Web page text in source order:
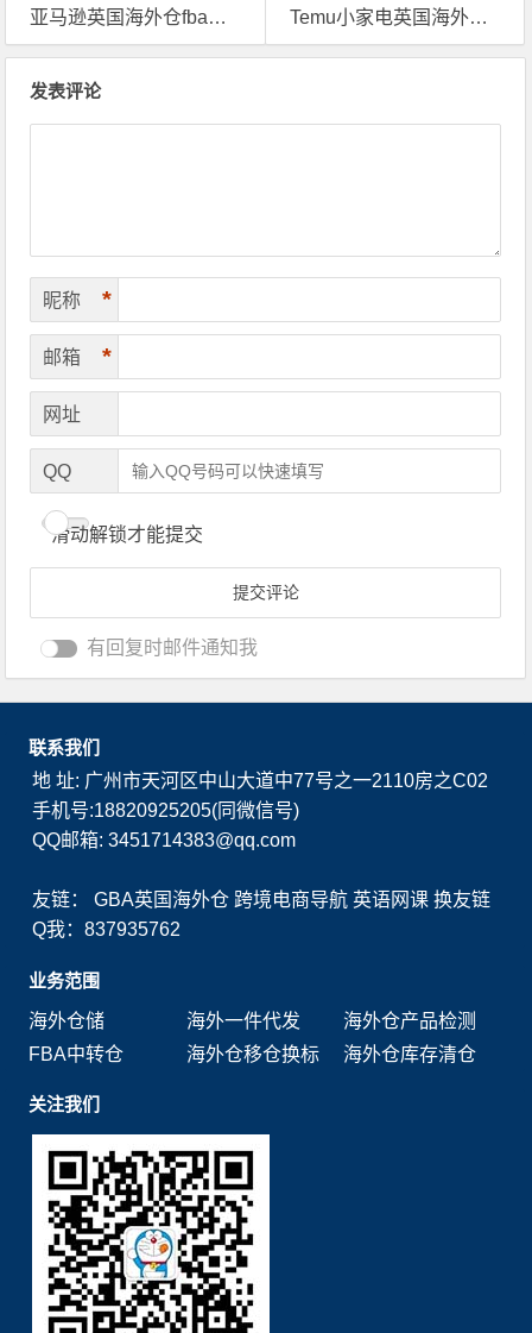
亚马逊英国海外仓fba中转，中转仓一般怎么收费？
Temu小家电英国海外仓，本土履约如何化解卖家困局
发表评论
昵称 *
邮箱 *
网址
QQ
滑动解锁才能提交
有回复时邮件通知我
联系我们
地 址: 广州市天河区中山大道中77号之一2110房之C02
手机号:18820925205(同微信号)
QQ邮箱: 3451714383@qq.com
友链：GBA英国海外仓 跨境电商导航 英语网课 换友链
Q我：837935762
业务范围
海外仓储
海外一件代发
海外仓产品检测
FBA中转仓
海外仓移仓换标 海外仓库存清仓
关注我们